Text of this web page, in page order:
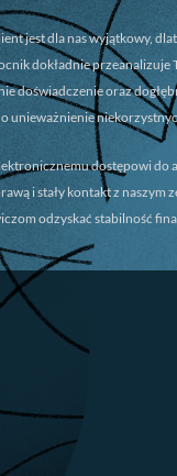
jest dla nas wyjątkowy,
dokładnie przeanalizuje
doświadczenie oraz
unieważnienie
dostępowi do
i stały kontakt z naszym
odzyskać stabilność